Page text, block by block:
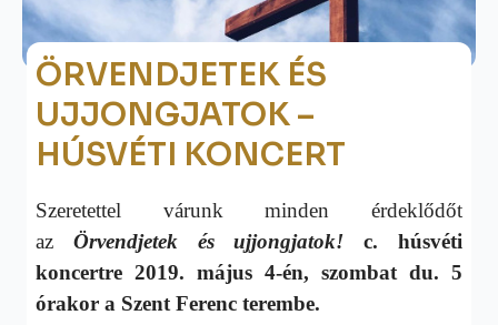
ÖRVENDJETEK ÉS
UJJONGJATOK –
HÚSVÉTI KONCERT
Szeretettel várunk minden érdeklődőt
az Örvendjetek és ujjongjatok!c. húsvéti
koncertre 2019. május 4-én, szombat du. 5
órakor a Szent Ferenc terembe.